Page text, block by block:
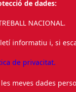
de dades:
NACIONAL.
informatiu i, si
de privacitat.
meves dades